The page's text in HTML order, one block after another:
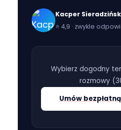
Kacper
⭐ 4,9 · zwykle
Wybierz dogodny
rozmowy (
Umów